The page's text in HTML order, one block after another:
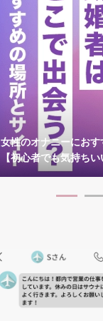
女性のオナニーにお
【初心者でも気持ち